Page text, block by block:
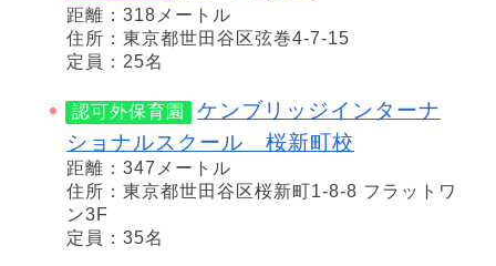
距離：318メートル
住所：東京都世田谷区弦巻4-7-15
定員：25名
認可外保育園
ケンブリッジインターナ
ショナルスクール 桜新町校
距離：347メートル
住所：東京都世田谷区桜新町1-8-8 フラットワ
ン3F
定員：35名